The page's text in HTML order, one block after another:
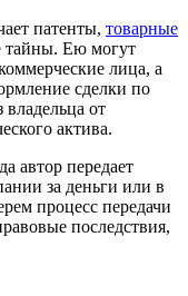
патенты, товарные
тайны. Ею могут
лица, а
сделки по
от
актива.
автор передает
за деньги или в
процесс передачи
последствия,